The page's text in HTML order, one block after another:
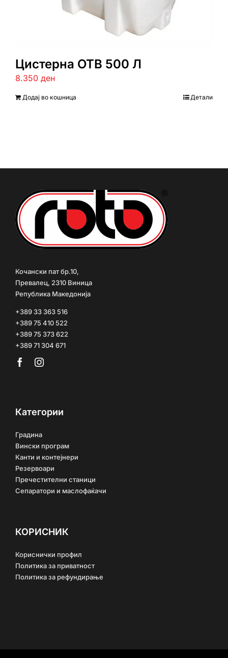
Цистерна ОТВ 500 Л
8.350 ден
Додај во кошница Детали
Кочански пат бр.10,
Превалец, 2310 Виница
Република Македонија
+389 33 363 516
+389 75 410 522
+389 75 373 622
+389 71 304 671
Категории
Градина
Вински програм
Канти и контејнери
Резервоари
Пречестителни станици
Сепаратори и маслофаќачи
КОРИСНИК
Кориснички профил
Политика за приватност
Политика за рефундирање